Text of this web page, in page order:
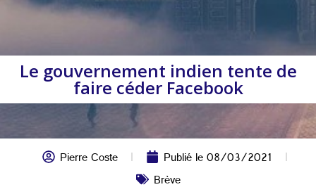
Le gouvernement indien tente de
faire céder Facebook
Pierre Coste Publié le08/03/2021
Brève